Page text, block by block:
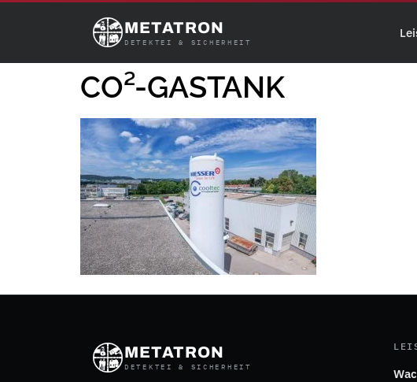
METATRON
DETEKTEI & SICHERHEIT
CO²-GASTANK
METATRON
DETEKTEI & SICHERHEIT